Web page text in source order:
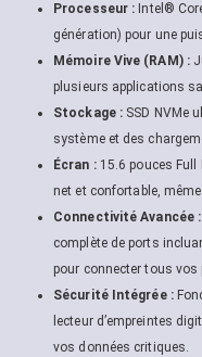
Processeur : Intel®
génération) pour une
Mémoire Vive (RAM) :
plusieurs applications
Stockage : SSD NVMe
système et des
Écran :15.6 pouces Full
net et confortable,
Connectivité Avancée :
complète de ports
pour connecter tous vos
Sécurité Intégrée :
lecteur d’empreintes
vos données critiques.